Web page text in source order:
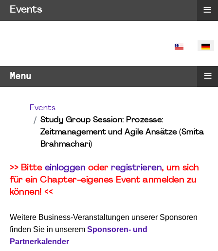
SPRACHE
Menu ≡
Events
Study Group Session: Prozesse:
Zeitmanagement und Agile Ansätze (Smita
Brahmachari)
>> Bitte einloggen oder registrieren, um sich
für ein Chapter-eigenes Event anmelden zu
können! <<
Weitere Business-Veranstaltungen unserer Sponsoren
finden Sie in unserem Sponsoren- und
Partnerkalender
Events ≡